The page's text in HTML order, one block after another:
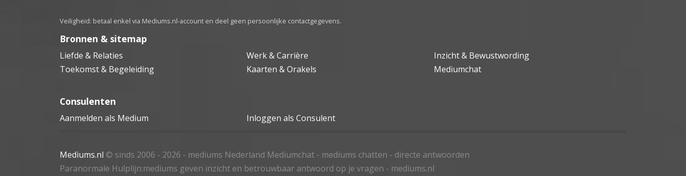
Veiligheid: betaal enkel via Mediums.nl-account en deel geen persoonlijke contactgegevens.
Bronnen & sitemap
Liefde & Relaties Werk & Carrière
Inzicht & Bewustwording
Toekomst & Begeleiding
Kaarten & Orakels Mediumchat
Consulenten
Aanmelden als Medium Inloggen als Consulent
Mediums.nl © sinds 2006 - 2026 - mediums Nederland Mediumchat - mediums chatten - directe antwoorden
Paranormale Hulplijn:mediums geven inzicht en betrouwbaar antwoord op je vragen - mediums.nl